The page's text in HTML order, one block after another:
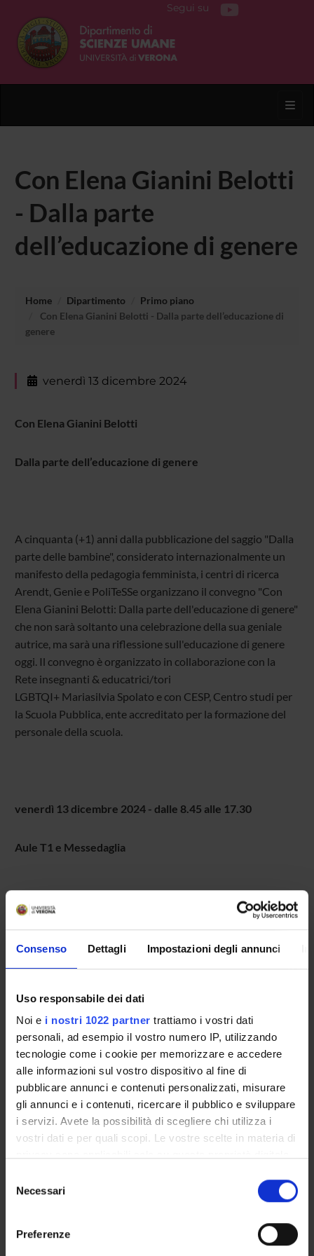
Consenso Dettagli Impostazioni degli annunci
Uso responsabile dei dati
Noi e i nostri 1022 partner trattiamo i vostri dati
personali, ad esempio il vostro numero IP, utilizzando
tecnologie come i cookie per memorizzare e accedere
alle informazioni sul vostro dispositivo al fine di
pubblicare annunci e contenuti personalizzati, misurare
gli annunci e i contenuti, ricercare il pubblico e sviluppare
i servizi. Avete la possibilità di scegliere chi utilizza i
vostri dati e per quali scopi. Le vostre scelte in materia di
modificare o revocare il proprio consenso in qualsiasi
momento dalla Dichiarazione sui cookie o facendo clic
delNecessari
Preferenze
Segui su
Con Elena Gianini Belotti
- Dalla parte
dell’educazione di genere
Home Dipartimento
Primo piano
Con Elena Gianini Belotti - Dalla parte dell’educazione di
genere
venerdì 13 dicembre 2024
Con Elena Gianini Belotti
Dalla parte dell’educazione di genere
A cinquanta (+1) anni dalla pubblicazione del saggio "Dalla
parte delle bambine", considerato internazionalmente un
manifesto della pedagogia femminista, i centri di ricerca
Arendt, Genie e PoliTeSSe organizzano il convegno "Con
Elena Gianini Belotti: Dalla parte dell'educazione di genere"
che non sarà soltanto una celebrazione della sua geniale
autrice, ma sarà una riflessione sull'educazione di genere
oggi. Il convegno è organizzato in collaborazione con la
Rete insegnanti & educatrici/tori
LGBTQI+ Mariasilvia Spolato e con CESP, Centro studi per
la Scuola Pubblica, ente accreditato per la formazione del
personale della scuola.
venerdì 13 dicembre 2024 - dalle 8.45 alle 17.30
Aule T1 e Messedaglia
ALLEGATI
PROGRAMMA (pdf, it, 669 KB, 25/11/24)
Referente
Lorenzo Bernini
Dipartimento